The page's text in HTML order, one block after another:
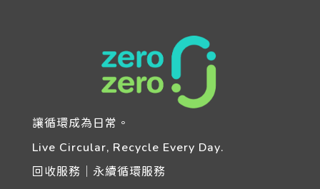
讓循環成為日常。
Live Circular, Recycle Every Day.
回收服務｜永續循環服務